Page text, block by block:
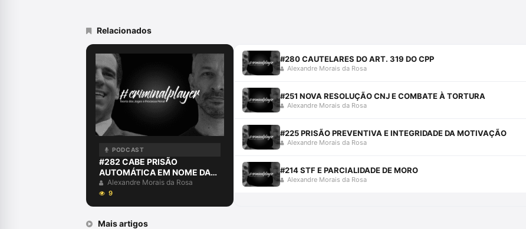
Relacionados
PODCAST
#282 CABE PRISÃO
AUTOMÁTICA EM NOME DA
SOBERANIA DO TRIBUNAL DO
JÚRI?
Alexandre Morais da Rosa
9
#280 CAUTELARES DO ART. 319 DO CPP
Alexandre Morais da Rosa
#251 NOVA RESOLUÇÃO CNJ E COMBATE À TORTURA
Alexandre Morais da Rosa
#225 PRISÃO PREVENTIVA E INTEGRIDADE DA MOTIVAÇÃO
Alexandre Morais da Rosa
#214 STF E PARCIALIDADE DE MORO
Alexandre Morais da Rosa
Mais artigos